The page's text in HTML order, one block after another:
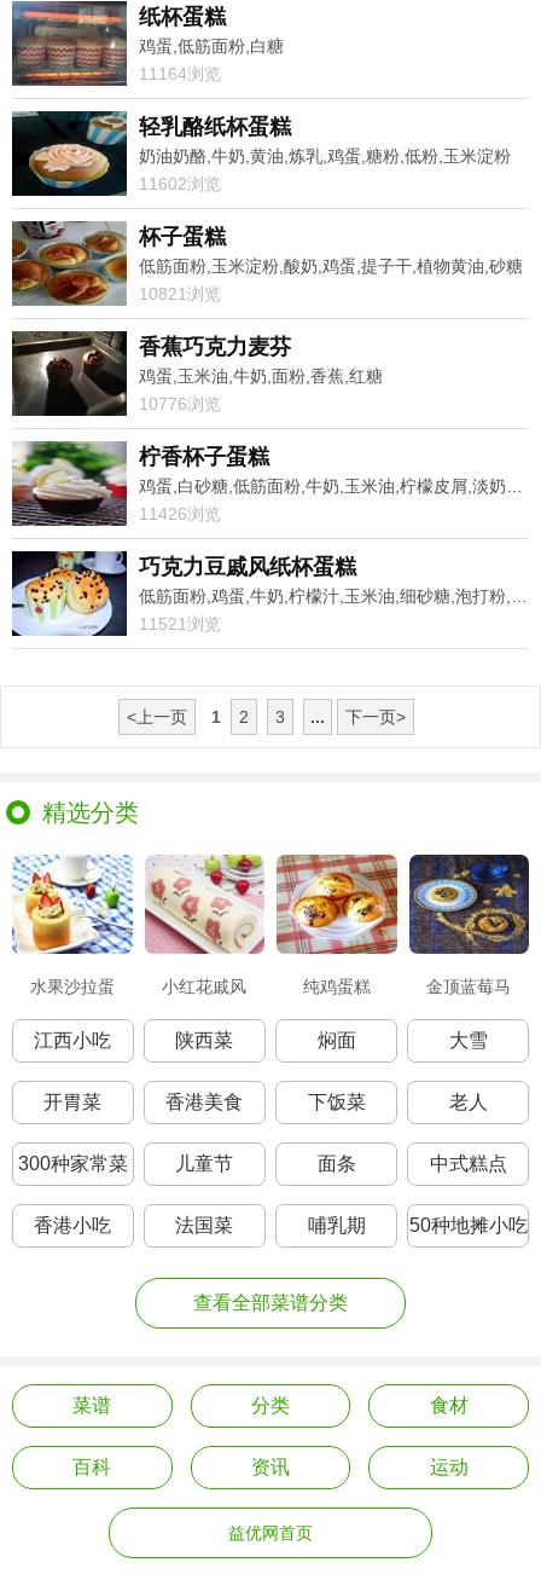
纸杯蛋糕
鸡蛋,低筋面粉,白糖
11164浏览
轻乳酪纸杯蛋糕
奶油奶酪,牛奶,黄油,炼乳,鸡蛋,糖粉,低粉,玉米淀粉
11602浏览
杯子蛋糕
低筋面粉,玉米淀粉,酸奶,鸡蛋,提子干,植物黄油,砂糖
10821浏览
香蕉巧克力麦芬
鸡蛋,玉米油,牛奶,面粉,香蕉,红糖
10776浏览
柠香杯子蛋糕
11426浏览
巧克力豆戚风纸杯蛋糕
11521浏览
<上一页 1 2 3 ... 下一页>
精选分类
水果沙拉蛋 小红花戚风 纯鸡蛋糕 金顶蓝莓马
江西小吃 陕西菜 焖面 大雪
开胃菜 香港美食 下饭菜 老人
300种家常菜
菜名
儿童节 面条 中式糕点
香港小吃 法国菜 哺乳期 50种地摊小吃
查看全部菜谱分类
菜谱 分类 食材
百科 资讯 运动
益优网首页